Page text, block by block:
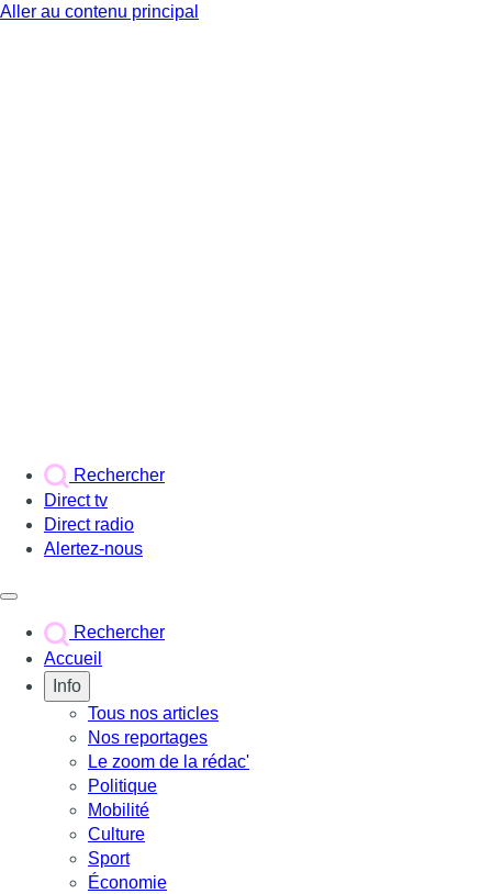
Aller au contenu principal
Rechercher
Direct tv
Direct radio
Alertez-nous
Rechercher
Accueil
Info
Tous nos articles
Nos reportages
Le zoom de la rédac'
Politique
Mobilité
Culture
Sport
Économie